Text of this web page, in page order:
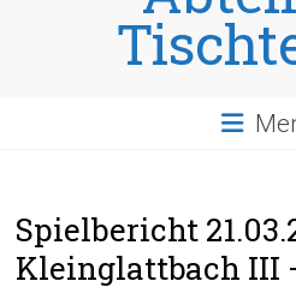
Spielbericht
Kleinglattbach III